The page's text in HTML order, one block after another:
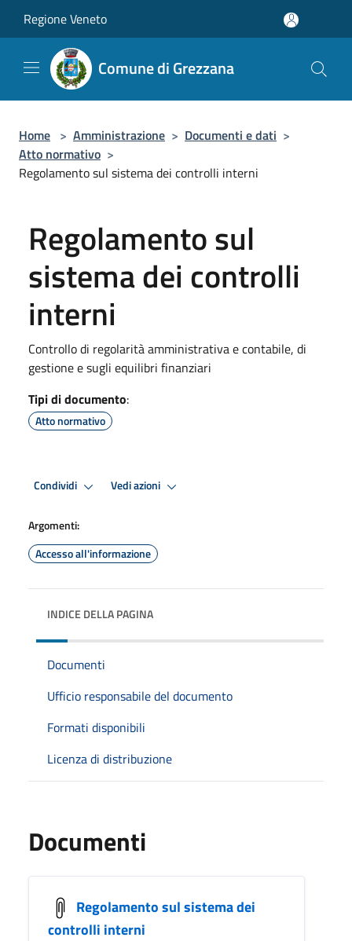
Regione Veneto
Comune di Grezzana
Home > Amministrazione > Documenti e dati >
Atto normativo >
Regolamento sul sistema dei controlli interni
Regolamento sul
sistema dei controlli
interni
Controllo di regolarità amministrativa e contabile, di
gestione e sugli equilibri finanziari
Tipi di documento:
Atto normativo
Condividi Vedi azioni
Argomenti:
Accesso all'informazione
INDICE DELLA PAGINA
Documenti
Ufficio responsabile del documento
Formati disponibili
Licenza di distribuzione
Documenti
Regolamento sul sistema dei
controlli interni